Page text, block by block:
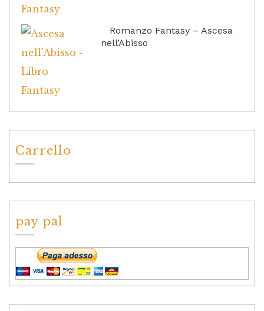
Romanzo Fantasy – Ascesa
nell’Abisso
Carrello
pay pal